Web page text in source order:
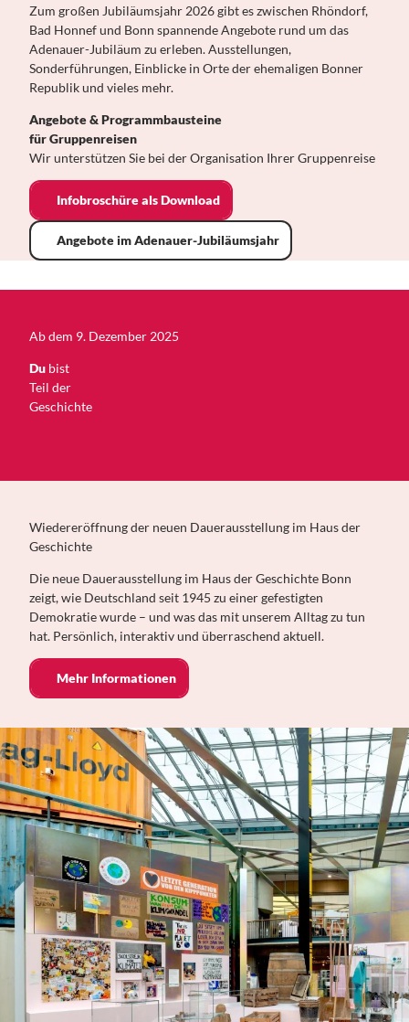
Zum großen Jubiläumsjahr 2026 gibt es zwischen Rhöndorf,
Bad Honnef und Bonn spannende Angebote rund um das
Adenauer-Jubiläum zu erleben. Ausstellungen,
Sonderführungen, Einblicke in Orte der ehemaligen Bonner
Republik und vieles mehr.
Angebote & Programmbausteine
für Gruppenreisen
Wir unterstützen Sie bei der Organisation Ihrer Gruppenreise
Infobroschüre als Download
Angebote im Adenauer-Jubiläumsjahr
Ab dem 9. Dezember 2025
Du bist
Teil der
Geschichte
Wiedereröffnung der neuen Dauerausstellung im Haus der
Geschichte
Die neue Dauerausstellung im Haus der Geschichte Bonn
zeigt, wie Deutschland seit 1945 zu einer gefestigten
Demokratie wurde – und was das mit unserem Alltag zu tun
hat. Persönlich, interaktiv und überraschend aktuell.
Mehr Informationen